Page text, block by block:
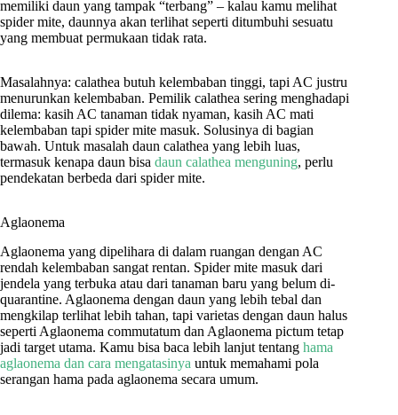
memiliki daun yang tampak “terbang” – kalau kamu melihat
spider mite, daunnya akan terlihat seperti ditumbuhi sesuatu
yang membuat permukaan tidak rata.
Masalahnya: calathea butuh kelembaban tinggi, tapi AC justru
menurunkan kelembaban. Pemilik calathea sering menghadapi
dilema: kasih AC tanaman tidak nyaman, kasih AC mati
kelembaban tapi spider mite masuk. Solusinya di bagian
bawah. Untuk masalah daun calathea yang lebih luas,
termasuk kenapa daun bisa daun calathea menguning, perlu
pendekatan berbeda dari spider mite.
Aglaonema
Aglaonema yang dipelihara di dalam ruangan dengan AC
rendah kelembaban sangat rentan. Spider mite masuk dari
jendela yang terbuka atau dari tanaman baru yang belum di-
quarantine. Aglaonema dengan daun yang lebih tebal dan
mengkilap terlihat lebih tahan, tapi varietas dengan daun halus
seperti Aglaonema commutatum dan Aglaonema pictum tetap
jadi target utama. Kamu bisa baca lebih lanjut tentang hama
aglaonema dan cara mengatasinya untuk memahami pola
serangan hama pada aglaonema secara umum.